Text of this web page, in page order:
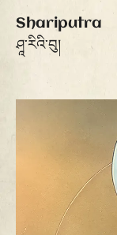
Shariputra
ཤཱ་རིའི་བུ།